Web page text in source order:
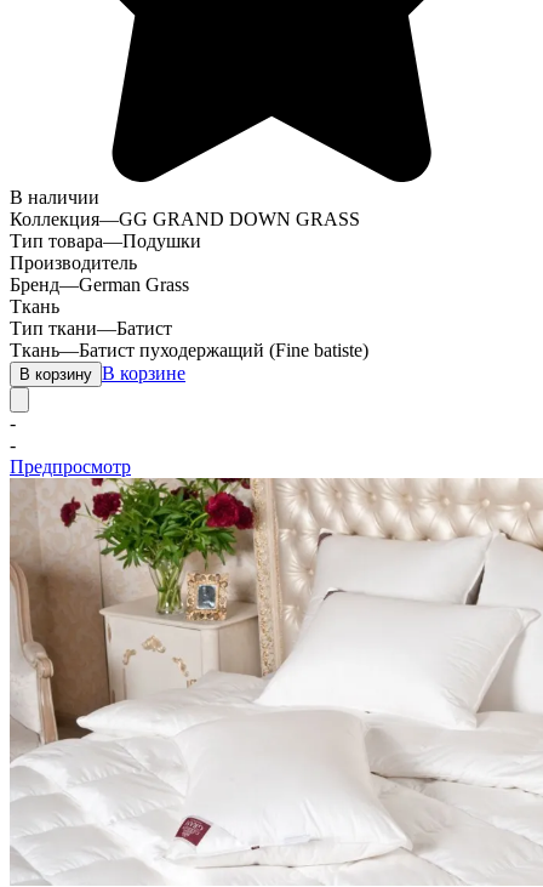
В наличии
Коллекция—GG GRAND DOWN GRASS
Тип товара—Подушки
Производитель
Бренд—German Grass
Ткань
Тип ткани—Батист
Ткань—Батист пуходержащий (Fine batiste)
В корзину В корзине
-
-
Предпросмотр